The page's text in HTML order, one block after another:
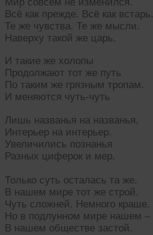
Всё как прежде. Всё как встарь.
Те же чувства. Те же мысли.
Наверху такой же царь.
И такие же холопы
Продолжают тот же путь
По таким же грязным тропам.
И меняются чуть-чуть
Лишь названья на названья,
Интерьер на интерьер.
Увеличились познанья
Разных циферок и мер.
Только суть осталась та же.
В нашем мире тот же строй.
Чуть сложней. Немного краше.
Но в подлунном мире нашем –
В нашем обществе застой.